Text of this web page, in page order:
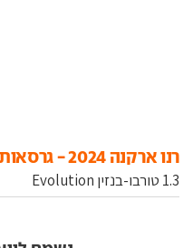
רנו ארקנה 2024 - גרסאות נוספות: